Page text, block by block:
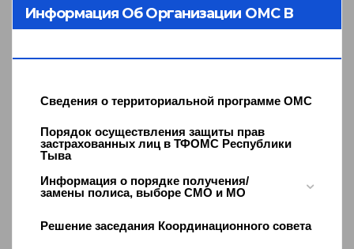
Информация Об Организации ОМС В
Сведения о территориальной программе ОМС
Порядок осуществления защиты прав
застрахованных лиц в ТФОМС Республики
Тыва
Информация о порядке получения/
замены полиса, выборе СМО и МО
Решение заседания Координационного совета